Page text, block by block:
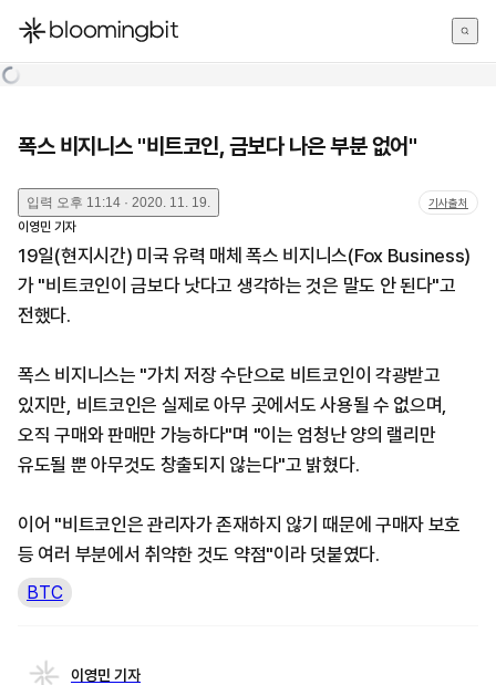
한국어
폭스 비지니스 "비트코인, 금보다 나은 부분 없어"
입력 오후 11:14 · 2020. 11. 19. 기사출처
이영민 기자
19일(현지시간) 미국 유력 매체 폭스 비지니스(Fox Business)
가 "비트코인이 금보다 낫다고 생각하는 것은 말도 안 된다"고
전했다.
폭스 비지니스는 "가치 저장 수단으로 비트코인이 각광받고
있지만, 비트코인은 실제로 아무 곳에서도 사용될 수 없으며,
오직 구매와 판매만 가능하다"며 "이는 엄청난 양의 랠리만
유도될 뿐 아무것도 창출되지 않는다"고 밝혔다.
이어 "비트코인은 관리자가 존재하지 않기 때문에 구매자 보호
등 여러 부분에서 취약한 것도 약점"이라 덧붙였다.
BTC
이영민 기자